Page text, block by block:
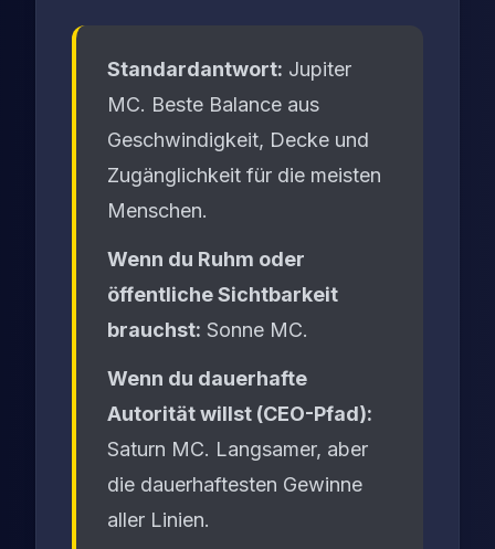
Standardantwort: Jupiter
MC. Beste Balance aus
Geschwindigkeit, Decke und
Zugänglichkeit für die meisten
Menschen.
Wenn du Ruhm oder
öffentliche Sichtbarkeit
brauchst: Sonne MC.
Wenn du dauerhafte
Autorität willst (CEO-Pfad):
Saturn MC. Langsamer, aber
die dauerhaftesten Gewinne
aller Linien.